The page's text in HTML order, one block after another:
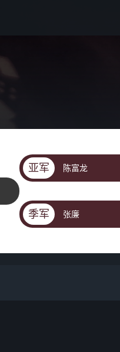
亚军 陈富龙
季军 张廉